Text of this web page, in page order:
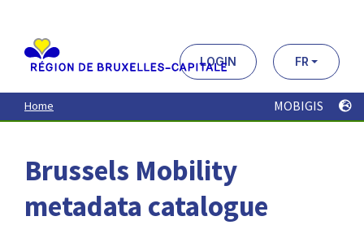
contenu
principal
LOGIN FR
Home MOBIGIS
Brussels Mobility
metadata catalogue